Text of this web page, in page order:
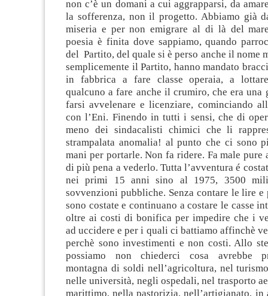
non c’è un domani a cui aggrapparsi, da
la sofferenza, non il progetto. Abbiamo già
miseria e per non emigrare al di là del
poesia è finita dove sappiamo, quando
del Partito, del quale si è perso anche il nome
semplicemente il Partito, hanno mandato
in fabbrica a fare classe operaia, a
qualcuno a fare anche il crumiro, che era una
farsi avvelenare e licenziare, cominciando
con l’Eni. Finendo in tutti i sensi, che di
meno dei sindacalisti chimici che li
strampalata anomalia! al punto che ci sono
mani per portarle. Non fa ridere. Fa male pure
di più pena a vederlo. Tutta l’avventura é
nei primi 15 anni sino al 1975, 3500
sovvenzioni pubbliche. Senza contare le lire
sono costate e continuano a costare le casse
oltre ai costi di bonifica per impedire che i
ad uccidere e per i quali ci battiamo affinchè
perchè sono investimenti e non costi. Allo
possiamo non chiederci cosa avrebbe
montagna di soldi nell’agricoltura, nel
nelle università, negli ospedali, nel trasporto
marittimo, nella pastorizia, nell’artigianato, in